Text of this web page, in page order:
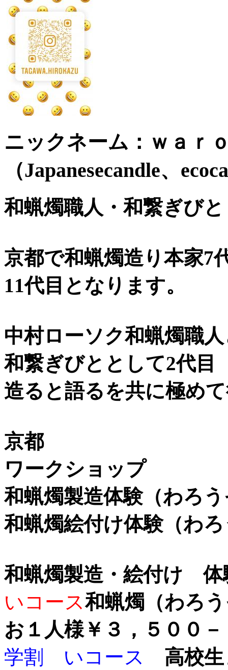
ニックネーム：ｗａｒ
（Japanesecandle、
和蝋燭職人・和繋ぎびと
京都で和蝋燭造り本家7
11代目となります。
中村ローソク和蝋燭職
和繋ぎびととして2代目
造ると語るを共に極め
京都
ワークショップ
和蝋燭製造体験（わろ
和蝋燭絵付け体験（わ
和蝋燭製造・絵付け 体
いコース和蝋燭（わ
お１人様￥３，
学割 いコース
高校